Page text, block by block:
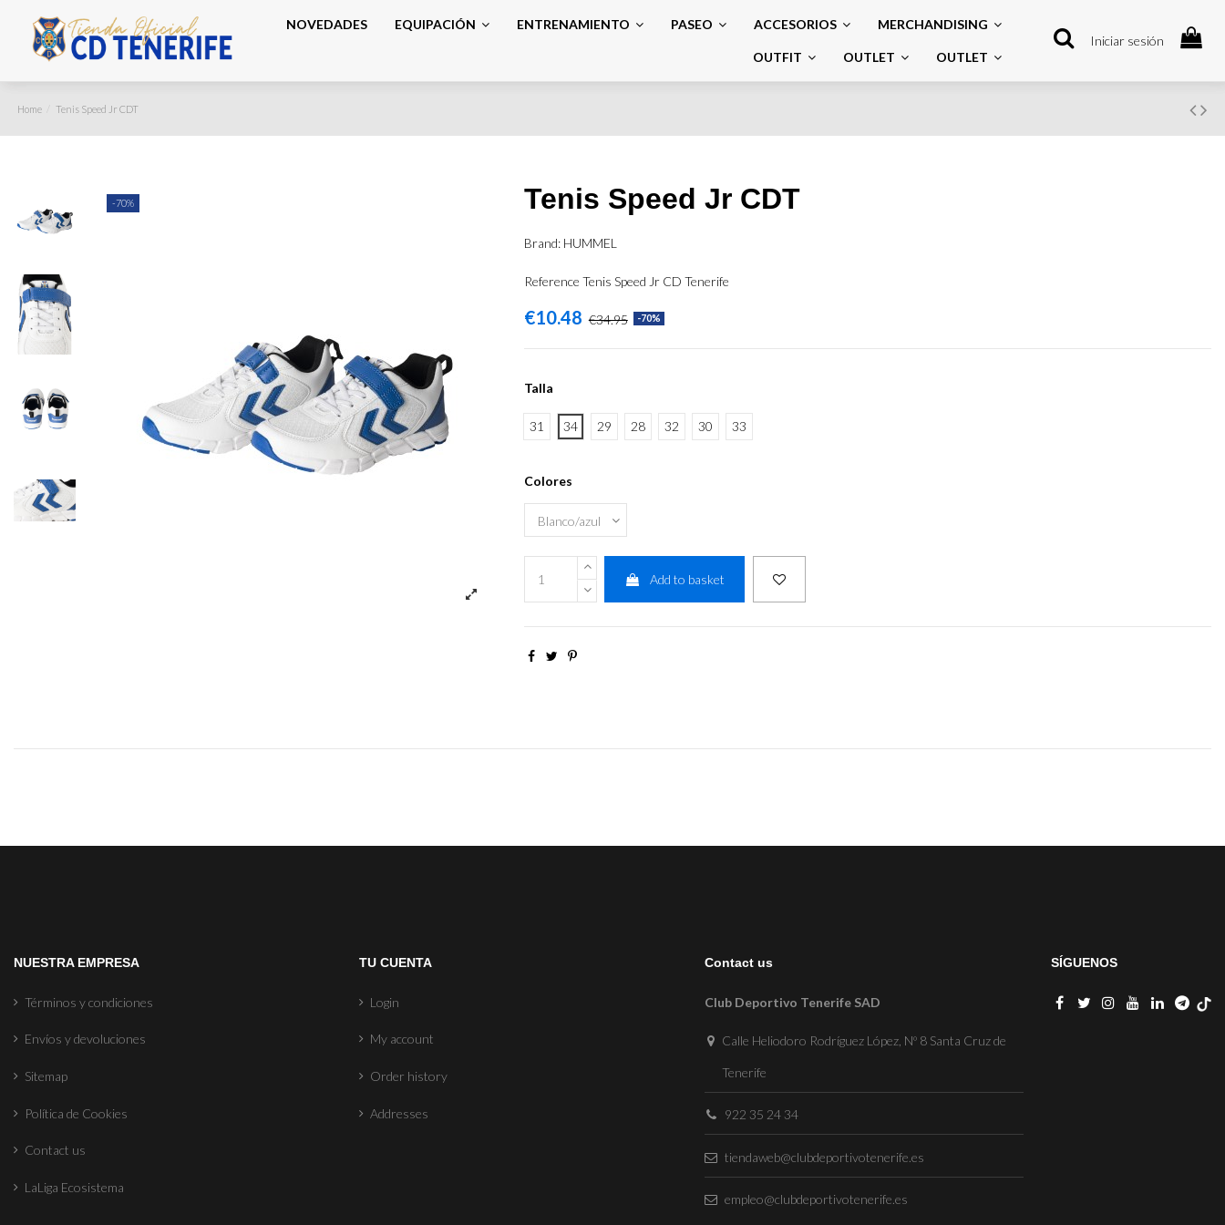
NOVEDADES EQUIPACIÓN ENTRENAMIENTO PASEO ACCESORIOS MERCHANDISING
OUTFIT OUTLET OUTLET
Iniciar sesión
Home Tenis Speed Jr CDT
-70% Tenis Speed Jr CDT
Brand: HUMMEL
Reference Tenis Speed Jr CD Tenerife
€10.48 €34.95 -70%
Talla
31 34 29 28 32 30 33
Colores
Add to basket
NUESTRA EMPRESA
Términos y condiciones
Envíos y devoluciones
Sitemap
Política de Cookies
Contact us
LaLiga Ecosistema
TU CUENTA
Login
My account
Order history
Addresses
Contact us
Club Deportivo Tenerife SAD
Calle Heliodoro Rodríguez López, Nº 8 Santa Cruz de
Tenerife
922 35 24 34
tiendaweb@clubdeportivotenerife.es
empleo@clubdeportivotenerife.es
SÍGUENOS